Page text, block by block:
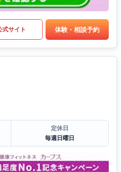
式サイト 体験・相談予約
定休日
毎週日曜日